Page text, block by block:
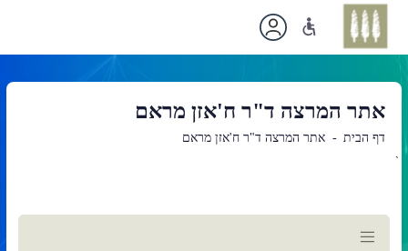
אתר המרצה ד"ר ח'אזן מראם
דף הבית אתר המרצה ד"ר ח'אזן מראם
`
תוכן
ראשי